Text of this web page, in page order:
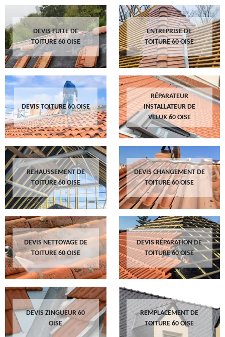
DEVIS FUITE DE
TOITURE 60 OISE
ENTREPRISE DE
TOITURE 60 OISE
DEVIS TOITURE 60 OISE
RÉPARATEUR
INSTALLATEUR DE
VELUX 60 OISE
REHAUSSEMENT DE
TOITURE 60 OISE
DEVIS CHANGEMENT DE
TOITURE 60 OISE
DEVIS NETTOYAGE DE
TOITURE 60 OISE
DEVIS RÉPARATION DE
TOITURE 60 OISE
DEVIS ZINGUEUR 60
OISE
REMPLACEMENT DE
TOITURE 60 OISE